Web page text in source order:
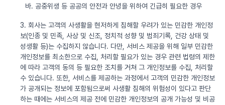
바. 공중위생 등 공공의 안전과 안녕을 위하여 긴급히 필요한 경우
3. 회사는 고객의 사생활을 현저하게 침해할 우려가 있는 민감한 개인정
보(인종 및 민족, 사상 및 신조, 정치적 성향 및 범죄기록, 건강 상태 및
성생활 등)는 수집하지 않습니다. 다만, 서비스 제공을 위해 일부 민감한
개인정보를 최소한으로 수집, 처리할 필요가 있는 경우 관련 법령의 제한
에 따라 고객의 동의 등 필요한 조치를 거쳐 그 개인정보를 수집, 처리할
수 있습니다. 또한, 서비스를 제공하는 과정에서 고객의 민감한 개인정보
가 공개되는 정보에 포함됨으로써 사생활 침해의 위험성이 있다고 판단
하는 때에는 서비스의 제공 전에 민감한 개인정보의 공개 가능성 및 비공